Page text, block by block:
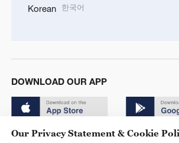
Korean 한국어
DOWNLOAD OUR APP
Our Privacy Statement & Cookie